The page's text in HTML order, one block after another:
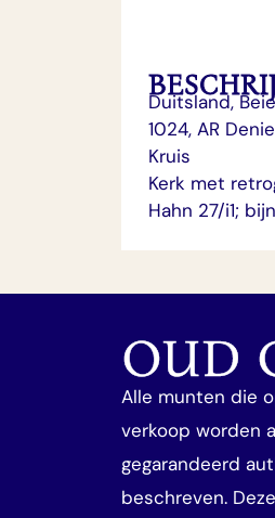
Duitsland,
1024, AR
Kruis
Kerk met
Hahn 27/i1;
OUD
Alle munten die
verkoop worden
gegarandeerd
beschreven.